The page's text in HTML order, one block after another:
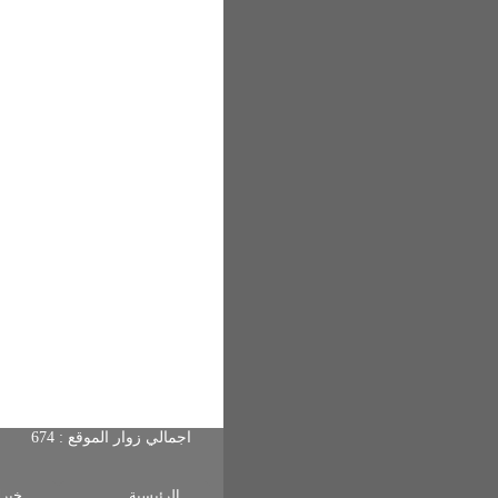
اجمالي زوار الموقع : 674 الزوار اليوم 163 زائر